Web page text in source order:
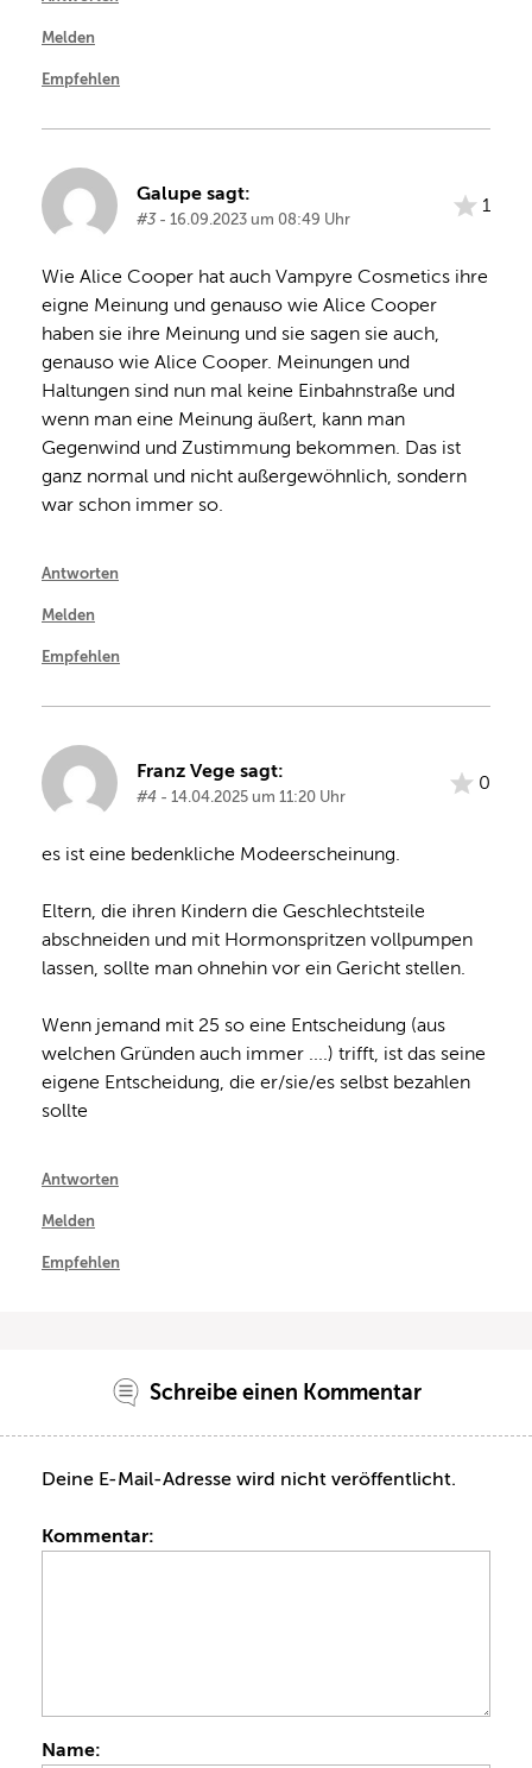
Melden
Empfehlen
Galupe sagt:
#3- 16.09.2023 um 08:49 Uhr
1
Wie Alice Cooper hat auch Vampyre Cosmetics ihre
eigne Meinung und genauso wie Alice Cooper
haben sie ihre Meinung und sie sagen sie auch,
genauso wie Alice Cooper. Meinungen und
Haltungen sind nun mal keine Einbahnstraße und
wenn man eine Meinung äußert, kann man
Gegenwind und Zustimmung bekommen. Das ist
ganz normal und nicht außergewöhnlich, sondern
war schon immer so.
Antworten
Melden
Empfehlen
Franz Vege sagt:
#4 - 14.04.2025 um 11:20 Uhr
0
es ist eine bedenkliche Modeerscheinung.
Eltern, die ihren Kindern die Geschlechtsteile
abschneiden und mit Hormonspritzen vollpumpen
lassen, sollte man ohnehin vor ein Gericht stellen.
Wenn jemand mit 25 so eine Entscheidung (aus
welchen Gründen auch immer ....) trifft, ist das seine
eigene Entscheidung, die er/sie/es selbst bezahlen
sollte
Antworten
Melden
Empfehlen
Schreibe einen Kommentar
Deine E-Mail-Adresse wird nicht veröffentlicht.
Kommentar:
Name: